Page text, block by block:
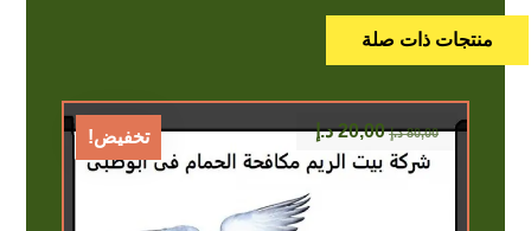
منتجات ذات صلة
تخفيض! 80,00 د.إ 20,00 د.إ